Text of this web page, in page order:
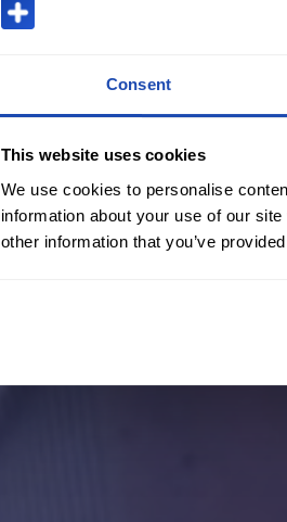
Consent
This website uses cookies
We use cookies to personalise
information about your use of our
other information that you’ve